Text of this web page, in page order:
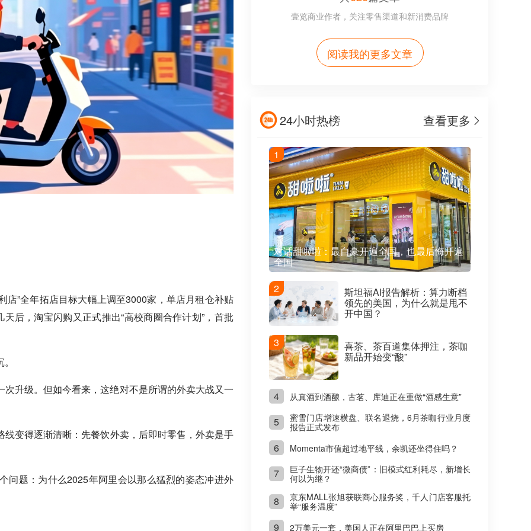
”全年拓店目标大幅上调至3000家，单店月租仓补贴
后，淘宝闪购又正式推出“高校商圈合作计划”，首批
升级。但如今看来，这绝对不是所谓的外卖大战又一
变得逐渐清晰：先餐饮外卖，后即时零售，外卖是手
问题：为什么2025年阿里会以那么猛烈的姿态冲进外
壹览商业作者，关注零售渠道和新消费品牌
阅读我的更多文章
24小时热榜 查看更多
对话甜啦啦：最自豪开遍全国，也最后悔开遍
全国
1
斯坦福AI报告解析：算力断档
领先的美国，为什么就是甩不
开中国？
2
喜茶、茶百道集体押注，茶咖
新品开始变“酸”
3
4 从真酒到酒酿，古茗、库迪正在重做“酒感生意”
5
蜜雪门店增速横盘、联名退烧，6月茶咖行业月度
报告正式发布
6 Momenta市值超过地平线，余凯还坐得住吗？
7
巨子生物开还“微商债”：旧模式红利耗尽，新增长
何以为继？
8
京东MALL张旭获联商心服务奖，千人门店客服托
举“服务温度”
9 2万美元一套，美国人正在阿里巴巴上买房